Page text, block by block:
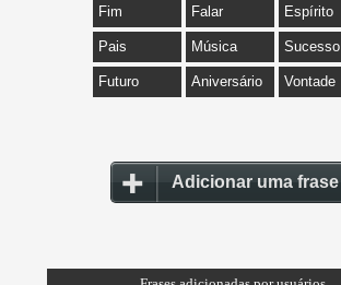
Fim Falar Espírito
Pais Música Sucesso
Futuro Aniversário Vontade
Adicionar uma frase